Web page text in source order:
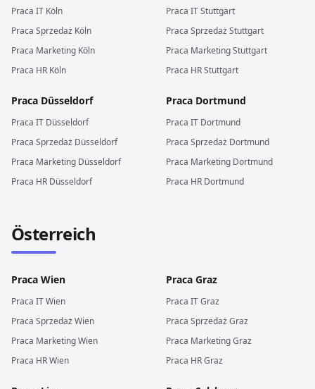
Praca IT Köln
Praca Sprzedaż Köln
Praca Marketing Köln
Praca HR Köln
Praca ITStuttgart
Praca SprzedażStuttgart
Praca MarketingStuttgart
Praca HRStuttgart
Praca Düsseldorf
Praca IT Düsseldorf
Praca Sprzedaż Düsseldorf
Praca Marketing Düsseldorf
Praca HR Düsseldorf
Praca Dortmund
Praca IT Dortmund
Praca Sprzedaż Dortmund
Praca Marketing Dortmund
Praca HR Dortmund
Österreich
Praca Wien
Praca ITWien
Praca SprzedażWien
Praca MarketingWien
Praca HRWien
Praca Graz
Praca ITGraz
Praca SprzedażGraz
Praca MarketingGraz
Praca HRGraz